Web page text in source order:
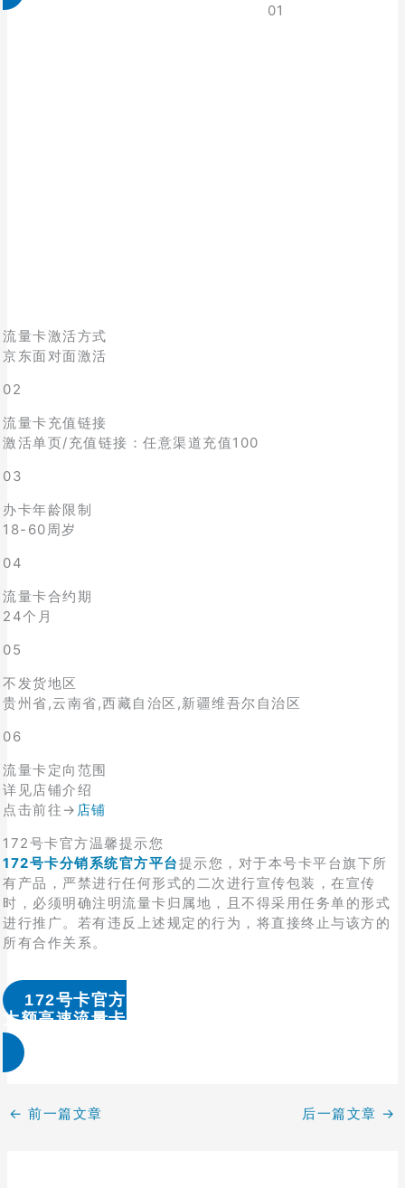
01
流量卡激活方式
京东面对面激活
02
流量卡充值链接
激活单页/充值链接：任意渠道充值100
03
办卡年龄限制
18-60周岁
04
流量卡合约期
24个月
05
不发货地区
贵州省,云南省,西藏自治区,新疆维吾尔自治区
06
流量卡定向范围
详见店铺介绍
点击前往→ 店铺
172号卡官方温馨提示您
172号卡分销系统官方平台提示您，对于本号卡平台旗下所
有产品，严禁进行任何形式的二次进行宣传包装，在宣传
时，必须明确注明流量卡归属地，且不得采用任务单的形式
进行推广。若有违反上述规定的行为，将直接终止与该方的
所有合作关系。
172号卡官方
大额高速流量卡办理 & 流量卡代理加盟
← 前一篇文章 后一篇文章 →